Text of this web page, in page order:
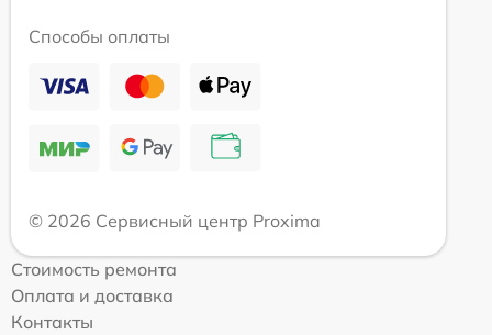
Способы оплаты
© 2026 Сервисный центр Proxima
Стоимость ремонта
Оплата и доставка
Контакты